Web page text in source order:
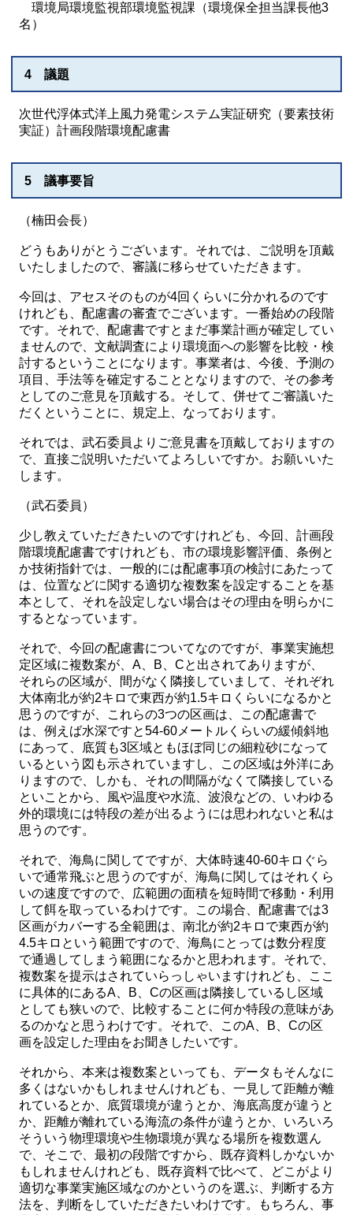
環境局環境監視部環境監視課（環境保全担当課長他3
名）
4 議題
次世代浮体式洋上風力発電システム実証研究（要素技術
実証）計画段階環境配慮書
5 議事要旨
（楠田会長）
どうもありがとうございます。それでは、ご説明を頂戴
いたしましたので、審議に移らせていただきます。
今回は、アセスそのものが4回くらいに分かれるのです
けれども、配慮書の審査でございます。一番始めの段階
です。それで、配慮書ですとまだ事業計画が確定してい
ませんので、文献調査により環境面への影響を比較・検
討するということになります。事業者は、今後、予測の
項目、手法等を確定することとなりますので、その参考
としてのご意見を頂戴する。そして、併せてご審議いた
だくということに、規定上、なっております。
それでは、武石委員よりご意見書を頂戴しておりますの
で、直接ご説明いただいてよろしいですか。お願いいた
します。
（武石委員）
少し教えていただきたいのですけれども、今回、計画段
階環境配慮書ですけれども、市の環境影響評価、条例と
か技術指針では、一般的には配慮事項の検討にあたって
は、位置などに関する適切な複数案を設定することを基
本として、それを設定しない場合はその理由を明らかに
するとなっています。
それで、今回の配慮書についてなのですが、事業実施想
定区域に複数案が、A、B、Cと出されてありますが、
それらの区域が、間がなく隣接していまして、それぞれ
大体南北が約2キロで東西が約1.5キロくらいになるかと
思うのですが、これらの3つの区画は、この配慮書で
は、例えば水深ですと54-60メートルくらいの緩傾斜地
にあって、底質も3区域ともほぼ同じの細粒砂になって
いるという図も示されていますし、この区域は外洋にあ
りますので、しかも、それの間隔がなくて隣接している
といことから、風や温度や水流、波浪などの、いわゆる
外的環境には特段の差が出るようには思われないと私は
思うのです。
それで、海鳥に関してですが、大体時速40-60キロぐら
いで通常飛ぶと思うのですが、海鳥に関してはそれくら
いの速度ですので、広範囲の面積を短時間で移動・利用
して餌を取っているわけです。この場合、配慮書では3
区画がカバーする全範囲は、南北が約2キロで東西が約
4.5キロという範囲ですので、海鳥にとっては数分程度
で通過してしまう範囲になるかと思われます。それで、
複数案を提示はされていらっしゃいますけれども、ここ
に具体的にあるA、B、Cの区画は隣接しているし区域
としても狭いので、比較することに何か特段の意味があ
るのかなと思うわけです。それで、このA、B、Cの区
画を設定した理由をお聞きしたいです。
それから、本来は複数案といっても、データもそんなに
多くはないかもしれませんけれども、一見して距離が離
れているとか、底質環境が違うとか、海底高度が違うと
か、距離が離れている海流の条件が違うとか、いろいろ
そういう物理環境や生物環境が異なる場所を複数選ん
で、そこで、最初の段階ですから、既存資料しかないか
もしれませんけれども、既存資料で比べて、どこがより
適切な事業実施区域なのかというのを選ぶ、判断する方
法を、判断をしていただきたいわけです。もちろん、事